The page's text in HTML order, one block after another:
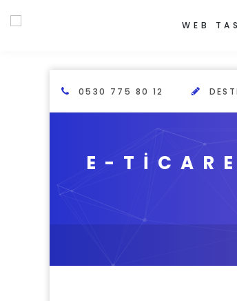
0530 775 80 12
WEB
E-